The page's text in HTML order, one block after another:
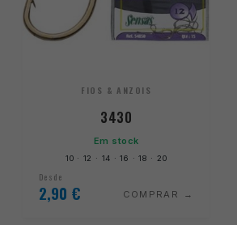
FIOS & ANZOIS
3430
Em stock
10 · 12 · 14 · 16 · 18 · 20
Desde
2,90 € COMPRAR